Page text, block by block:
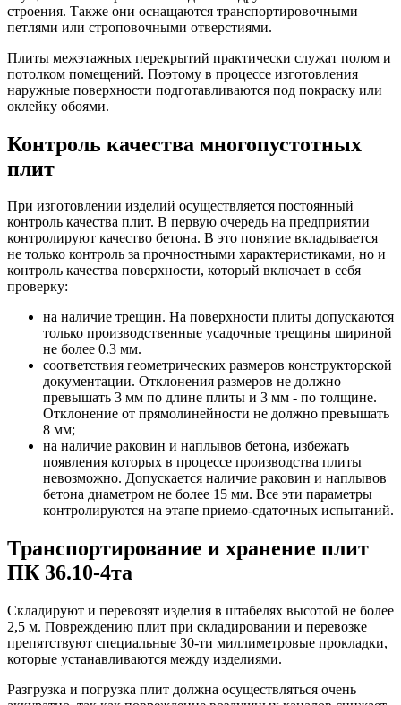
строения. Также они оснащаются транспортировочными
петлями или строповочными отверстиями.
Плиты межэтажных перекрытий практически служат полом и
потолком помещений. Поэтому в процессе изготовления
наружные поверхности подготавливаются под покраску или
оклейку обоями.
Контроль качества многопустотных
плит
При изготовлении изделий осуществляется постоянный
контроль качества плит. В первую очередь на предприятии
контролируют качество бетона. В это понятие вкладывается
не только контроль за прочностными характеристиками, но и
контроль качества поверхности, который включает в себя
проверку:
на наличие трещин. На поверхности плиты допускаются
только производственные усадочные трещины шириной
не более 0.3 мм.
соответствия геометрических размеров конструкторской
документации. Отклонения размеров не должно
превышать 3 мм по длине плиты и 3 мм - по толщине.
Отклонение от прямолинейности не должно превышать
8 мм;
на наличие раковин и наплывов бетона, избежать
появления которых в процессе производства плиты
невозможно. Допускается наличие раковин и наплывов
бетона диаметром не более 15 мм. Все эти параметры
контролируются на этапе приемо-сдаточных испытаний.
Транспортирование и хранение плит
ПК 36.10-4та
Складируют и перевозят изделия в штабелях высотой не более
2,5 м. Повреждению плит при складировании и перевозке
препятствуют специальные 30-ти миллиметровые прокладки,
которые устанавливаются между изделиями.
Разгрузка и погрузка плит должна осуществляться очень